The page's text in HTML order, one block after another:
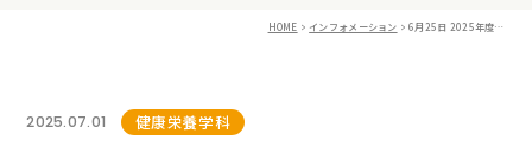
HOME インフォメーション 6月25日 2025年度AGU健康づくり教室が開始されました
2025.07.01 健康栄養学科